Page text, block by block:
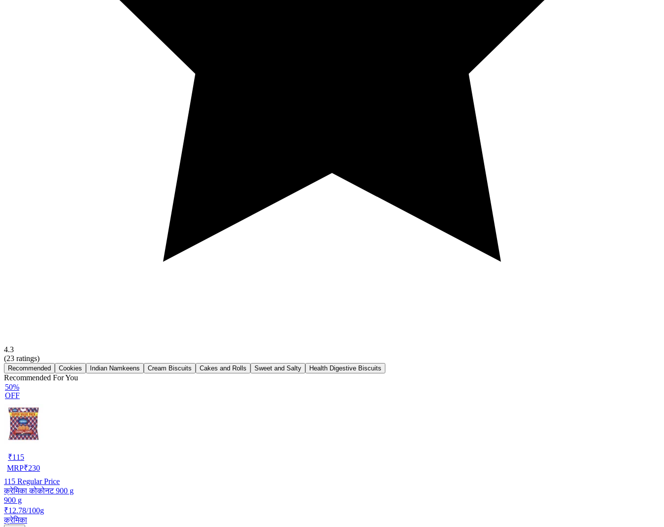
4.3
(23 ratings)
Recommended Cookies Indian Namkeens Cream Biscuits Cakes and Rolls Sweet and Salty Health Digestive Biscuits
Recommended For You
50%
OFF
₹115
MRP₹230
115 Regular Price
क्रेमिका कोकोनट 900 g
900 g
₹12.78/100g
क्रेमिका